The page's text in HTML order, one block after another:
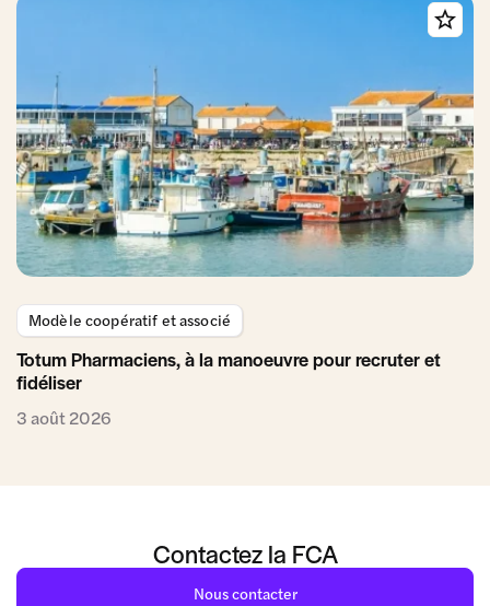
Modèle coopératif et associé
Totum Pharmaciens, à la manoeuvre pour recruter et
fidéliser
3 août 2026
Contactez la FCA
Nous contacter